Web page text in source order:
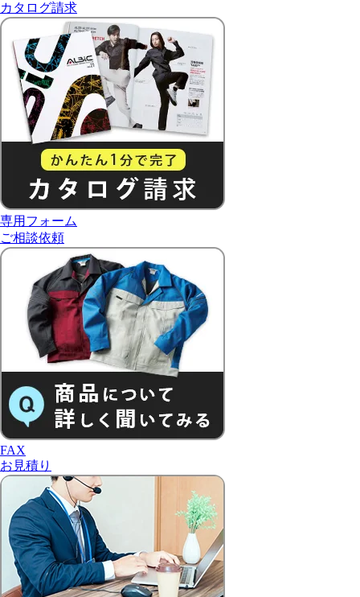
カタログ請求
専用フォーム
ご相談依頼
FAX
お見積り